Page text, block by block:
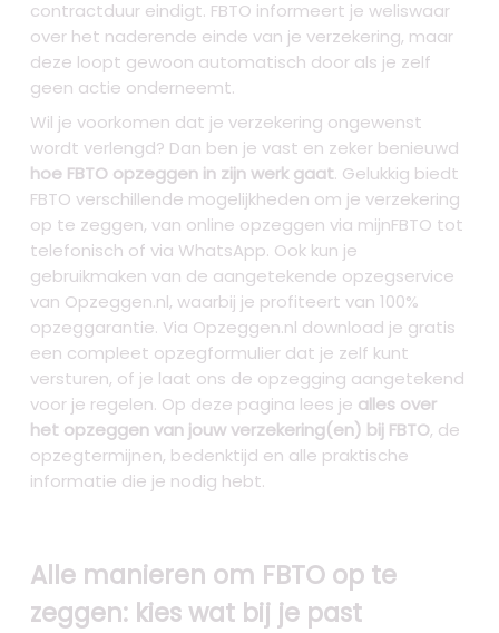
contractduur eindigt. FBTO informeert je weliswaar
over het naderende einde van je verzekering, maar
deze loopt gewoon automatisch door als je zelf
geen actie onderneemt.
Wil je voorkomen dat je verzekering ongewenst
wordt verlengd? Dan ben je vast en zeker benieuwd
hoe FBTO opzeggen in zijn werk gaat. Gelukkig biedt
FBTO verschillende mogelijkheden om je verzekering
op te zeggen, van online opzeggen via mijnFBTO tot
telefonisch of via WhatsApp. Ook kun je
gebruikmaken van de aangetekende opzegservice
van Opzeggen.nl, waarbij je profiteert van 100%
opzeggarantie. Via Opzeggen.nl download je gratis
een compleet opzegformulier dat je zelf kunt
versturen, of je laat ons de opzegging aangetekend
voor je regelen. Op deze pagina lees je alles over
het opzeggen van jouw verzekering(en) bij FBTO, de
opzegtermijnen, bedenktijd en alle praktische
informatie die je nodig hebt.
Alle manieren om FBTO op te
zeggen: kies wat bij je past